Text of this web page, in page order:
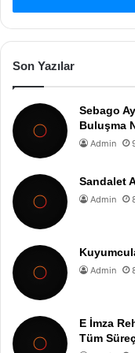
Son Yazılar
Sebago
Buluşma
Admin
Sandalet
Admin
Admin
E İmza
Tüm